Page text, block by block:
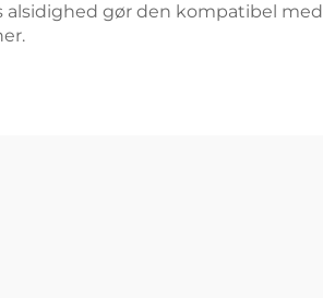
gør den kompatibel med